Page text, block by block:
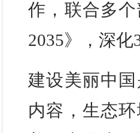
作，联合多
2035》，深
建设美丽中
内容，生态